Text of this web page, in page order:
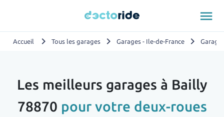
menu
Accueil chevron_right Tous les garages chevron_right Garages - Ile-de-France chevron_right
Les meilleurs garages à Bailly
78870 pour votre deux-roues